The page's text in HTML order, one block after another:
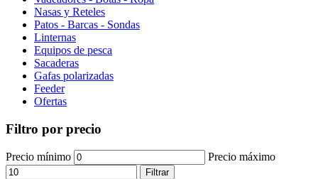
Nasas y Reteles
Patos - Barcas - Sondas
Linternas
Equipos de pesca
Sacaderas
Gafas polarizadas
Feeder
Ofertas
Filtro por precio
Precio mínimo Precio máximo
Filtrar